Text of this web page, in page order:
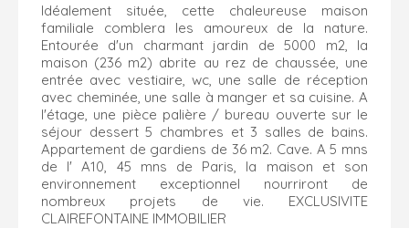
Idéalement située, cette chaleureuse maison
familiale comblera les amoureux de la nature.
Entourée d'un charmant jardin de 5000 m2, la
maison (236 m2) abrite au rez de chaussée, une
entrée avec vestiaire, wc, une salle de réception
avec cheminée, une salle à manger et sa cuisine. A
l'étage, une pièce palière / bureau ouverte sur le
séjour dessert 5 chambres et 3 salles de bains.
Appartement de gardiens de 36 m2. Cave. A 5 mns
de l' A10, 45 mns de Paris, la maison et son
environnement exceptionnel nourriront de
nombreux projets de vie. EXCLUSIVITE
CLAIREFONTAINE IMMOBILIER